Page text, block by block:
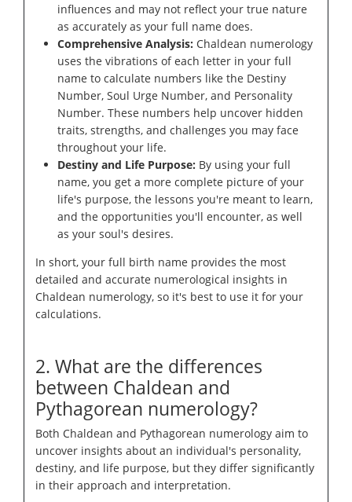
influences and may not reflect your true nature
as accurately as your full name does.
Comprehensive Analysis: Chaldean numerology
uses the vibrations of each letter in your full
name to calculate numbers like the Destiny
Number, Soul Urge Number, and Personality
Number. These numbers help uncover hidden
traits, strengths, and challenges you may face
throughout your life.
Destiny and Life Purpose: By using your full
name, you get a more complete picture of your
life's purpose, the lessons you're meant to learn,
and the opportunities you'll encounter, as well
as your soul's desires.
In short, your full birth name provides the most
detailed and accurate numerological insights in
Chaldean numerology, so it's best to use it for your
calculations.
2. What are the differences
between Chaldean and
Pythagorean numerology?
Both Chaldean and Pythagorean numerology aim to
uncover insights about an individual's personality,
destiny, and life purpose, but they differ significantly
in their approach and interpretation.